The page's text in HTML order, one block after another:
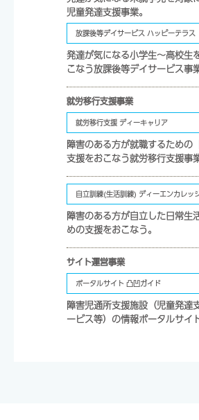
児童発達支援事業。
放課後等デイサービス ハッピーテラス
発達が気になる小学生～高校生
こなう放課後等デイサービス事業
就労移行支援事業
就労移行支援 ディーキャリア
障害のある方が就職するための
支援をおこなう就労移行支援事業
自立訓練(生活訓練) ディーエンカレッ
障害のある方が自立した日常生
めの支援をおこなう。
サイト運営事業
ポータルサイト 凸凹ガイド
障害児通所支援施設（児童発達
ービス等）の情報ポータルサイ